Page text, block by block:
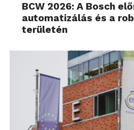
BCW 2026: A Bosch
automatizálás és a
területén